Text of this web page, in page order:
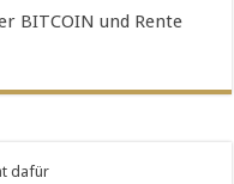
BITCOIN und Rente
dafür